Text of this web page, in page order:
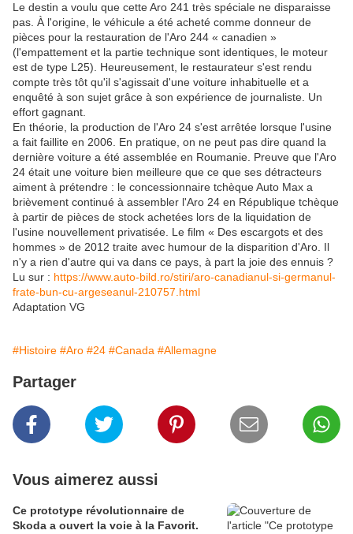
Le destin a voulu que cette Aro 241 très spéciale ne disparaisse
pas. À l'origine, le véhicule a été acheté comme donneur de
pièces pour la restauration de l'Aro 244 « canadien »
(l'empattement et la partie technique sont identiques, le moteur
est de type L25). Heureusement, le restaurateur s'est rendu
compte très tôt qu'il s'agissait d'une voiture inhabituelle et a
enquêté à son sujet grâce à son expérience de journaliste. Un
effort gagnant.
En théorie, la production de l'Aro 24 s'est arrêtée lorsque l'usine
a fait faillite en 2006. En pratique, on ne peut pas dire quand la
dernière voiture a été assemblée en Roumanie. Preuve que l'Aro
24 était une voiture bien meilleure que ce que ses détracteurs
aiment à prétendre : le concessionnaire tchèque Auto Max a
brièvement continué à assembler l'Aro 24 en République tchèque
à partir de pièces de stock achetées lors de la liquidation de
l'usine nouvellement privatisée. Le film « Des escargots et des
hommes » de 2012 traite avec humour de la disparition d'Aro. Il
n'y a rien d'autre qui va dans ce pays, à part la joie des ennuis ?
Lu sur : https://www.auto-bild.ro/stiri/aro-canadianul-si-germanul-
frate-bun-cu-argeseanul-210757.html
Adaptation VG
#Histoire #Aro #24 #Canada #Allemagne
Partager
Vous aimerez aussi
Ce prototype révolutionnaire de
Skoda a ouvert la voie à la Favorit.